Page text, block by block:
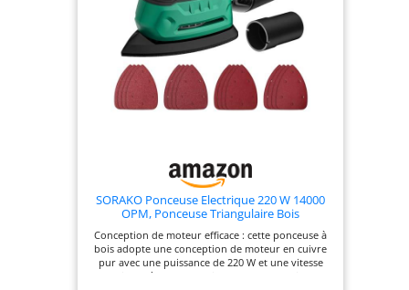
SORAKO Ponceuse Electrique 220 W 14000
OPM, Ponceuse Triangulaire Bois
Conception de moteur efficace : cette ponceuse à
bois adopte une conception de moteur en cuivre
pur avec une puissance de 220 W et une vitesse
allant jusqu'à 14 000 tr/min, offrant une puissance